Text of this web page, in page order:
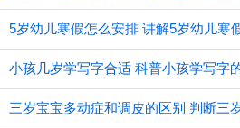
5岁幼儿寒假怎么安排 讲解5岁幼儿寒
小孩几岁学写字合适 科普小孩学写字